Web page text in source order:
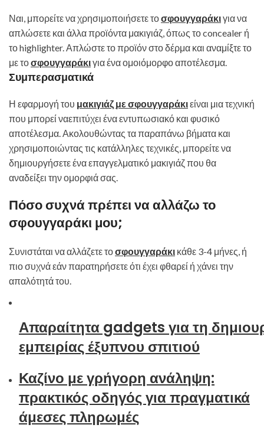
Ναι, μπορείτε να χρησιμοποιήσετε τοσφουγγαράκιγια να
απλώσετε και άλλα προϊόντα μακιγιάζ, όπως το concealer ή
το highlighter. Απλώστε το προϊόν στο δέρμα και αναμίξτε το
με τοσφουγγαράκιγια ένα ομοιόμορφο αποτέλεσμα.
Συμπερασματικά
Η εφαρμογή του μακιγιάζ με σφουγγαράκιείναι μια τεχνική
που μπορεί ναεπιτύχει ένα εντυπωσιακό και φυσικό
αποτέλεσμα. Ακολουθώντας τα παραπάνω βήματα και
χρησιμοποιώντας τις κατάλληλες τεχνικές, μπορείτε να
δημιουργήσετε ένα επαγγελματικό μακιγιάζ που θα
αναδείξει την ομορφιά σας.
Πόσο συχνά πρέπει να αλλάζω το
σφουγγαράκι μου;
Συνιστάται να αλλάζετε τοσφουγγαράκι κάθε 3-4 μήνες, ή
πιο συχνά εάν παρατηρήσετε ότι έχει φθαρεί ή χάνει την
απαλότητά του.
Απαραίτητα gadgets για τη
εμπειρίας έξυπνου σπιτιού
Καζίνο με γρήγορη ανάληψη:
πρακτικός οδηγός για πραγματικά
άμεσες πληρωμές